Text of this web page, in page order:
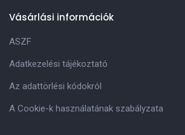
Vásárlási információk
ASZF
Adatkezelési tájékoztató
Az adattörlési kódokról
A Cookie-k használatának szabályzata